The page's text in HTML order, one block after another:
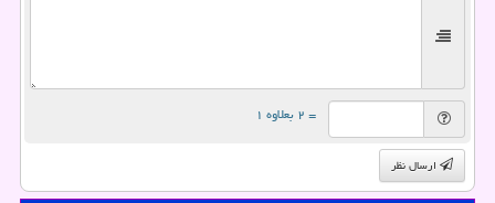
= ۲ بعلاوه ۱
ارسال نظر